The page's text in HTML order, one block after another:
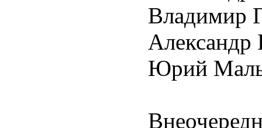
Владимир
Александр
Юрий